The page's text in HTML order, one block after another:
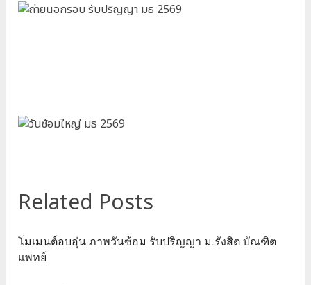
Related Posts
โมเมนต์อบอุ่น ภาพวันซ้อม รับปริญญา ม.รังสิต บัณฑิต
แพทย์